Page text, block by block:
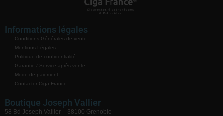
Informations légales
Conditions Générales de vente
Mentions Légales
Politique de confidentialité
Garantie / Service après vente
Mode de paiement
Contacter Ciga France
Boutique Joseph Vallier
58 Bd Joseph Vallier – 38100 Grenoble